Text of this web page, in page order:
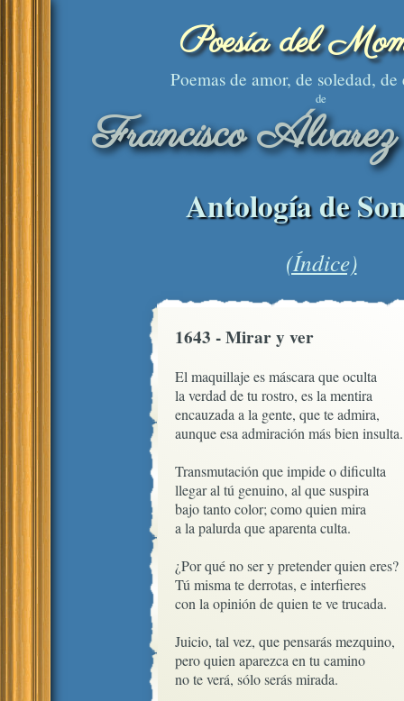
Poesía del
Poemas de amor, de soledad, de
de
Francisco
Antología de
(Índice)
1643 - Mirar y ver
El maquillaje es máscara que oculta
la verdad de tu rostro, es la mentira
encauzada a la gente, que te admira,
aunque esa admiración más bien insulta.
Transmutación que impide o dificulta
llegar al tú genuino, al que suspira
bajo tanto color; como quien mira
a la palurda que aparenta culta.
¿Por qué no ser y pretender quien eres?
Tú misma te derrotas, e interfieres
con la opinión de quien te ve trucada.
Juicio, tal vez, que pensarás mezquino,
pero quien aparezca en tu camino
no te verá, sólo serás mirada.